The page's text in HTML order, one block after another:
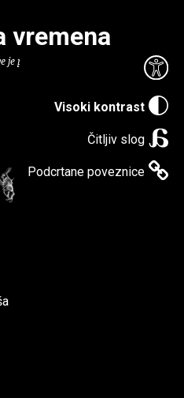
Visoki kontrast
Čitljiv slog
Podcrtane poveznice
vremena
je puno knjiga.